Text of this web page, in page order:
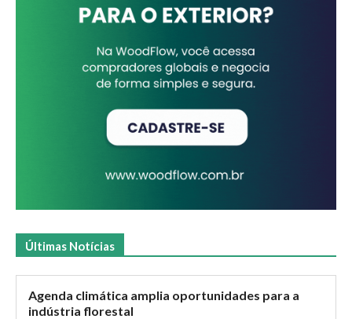
Últimas Notícias
Agenda climática amplia oportunidades para a
indústria florestal